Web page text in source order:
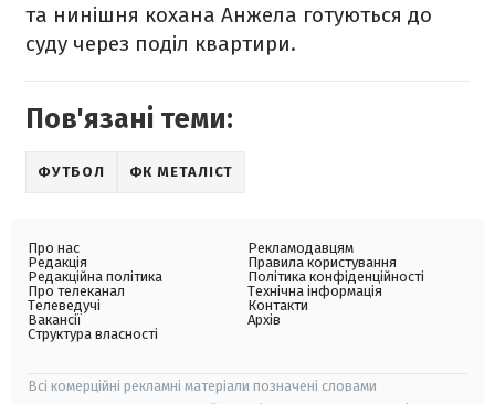
та нинішня кохана Анжела готуються до
суду через поділ квартири.
Пов'язані теми:
ФУТБОЛ ФК МЕТАЛІСТ
Про нас
Редакція
Редакційна політика
Про телеканал
Телеведучі
Вакансії
Структура власності
Рекламодавцям
Правила користування
Політика конфіденційності
Технічна інформація
Контакти
Архів
Всі комерційні рекламні матеріали позначені словами